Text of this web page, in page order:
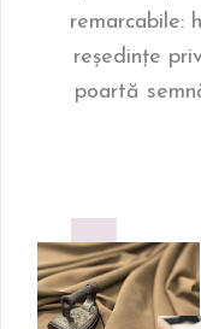
remarcabile:
reședințe
poartă